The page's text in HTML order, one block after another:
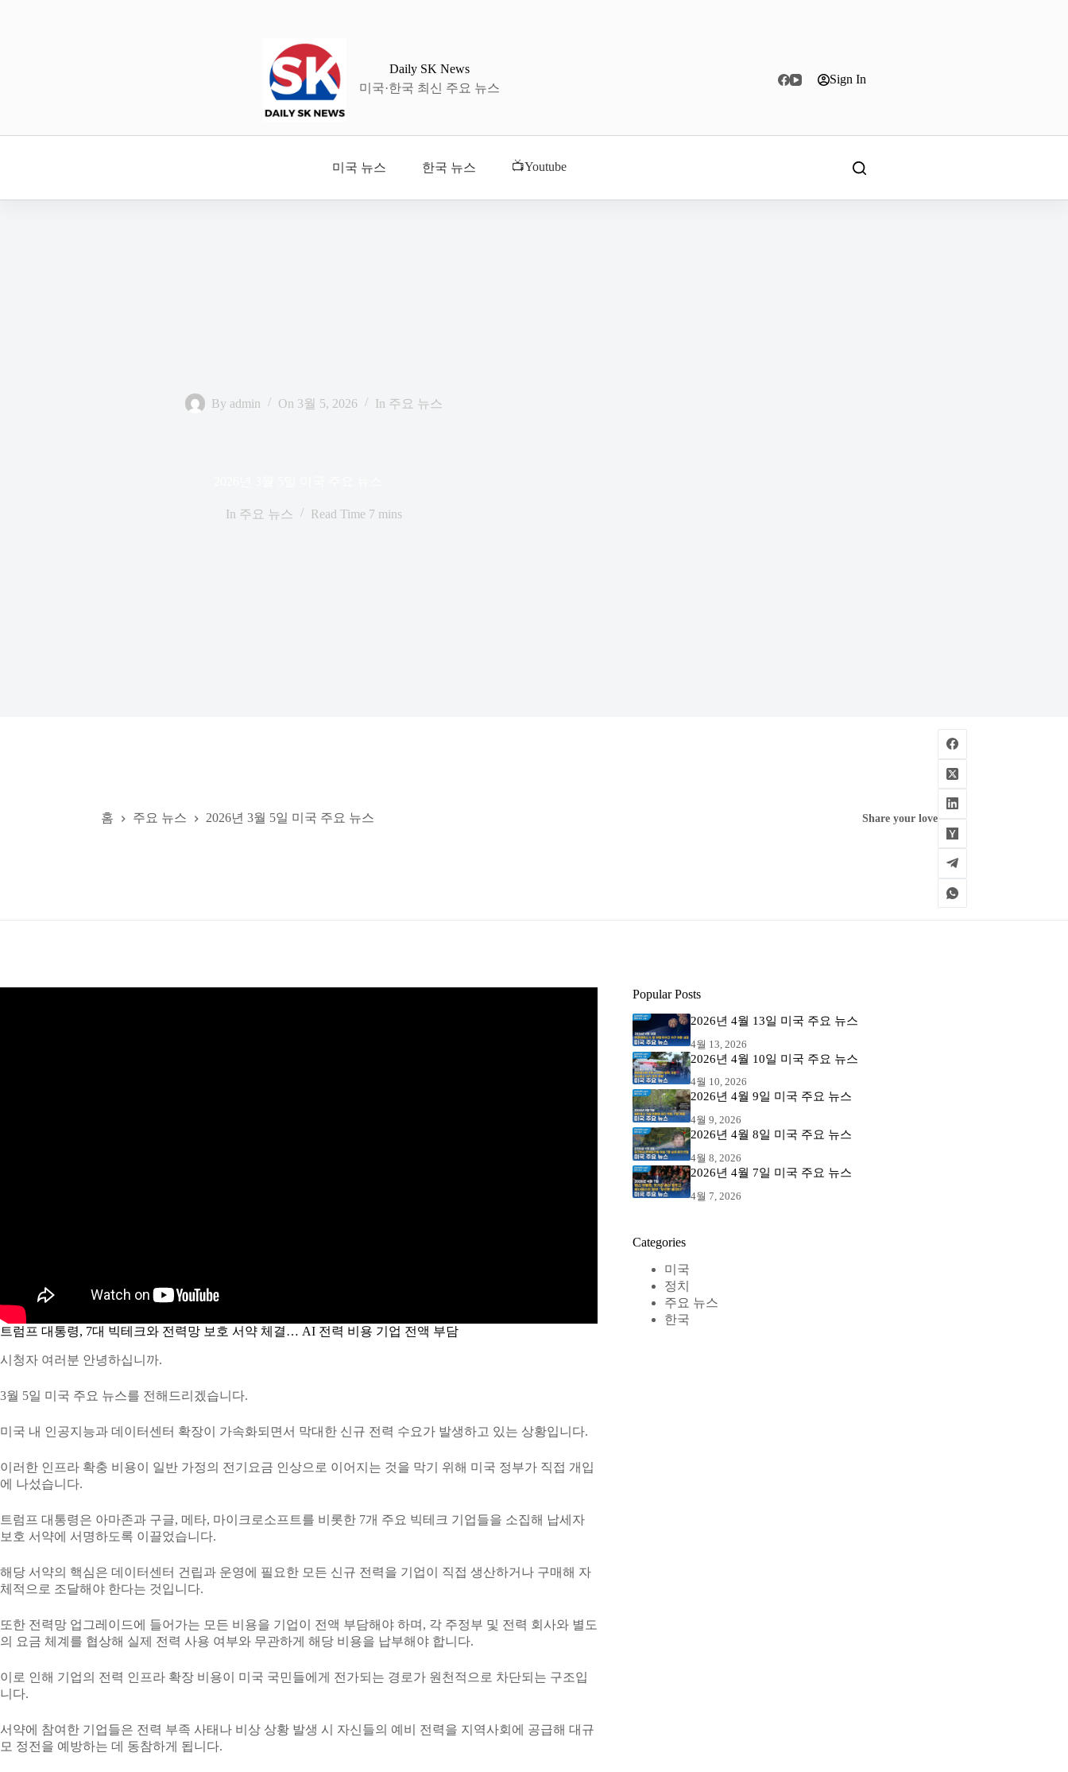
Daily SK News
미국·한국 최신 주요 뉴스
Sign In
미국 뉴스 한국 뉴스 📺Youtube
By admin On 3월 5, 2026 In 주요 뉴스
In 주요 뉴스 Read Time 7 mins
홈 주요 뉴스 2026년 3월 5일 미국 주요 뉴스 Share your love
트럼프 대통령, 7대 빅테크와 전력망 보호 서약 체결… AI 전력 비용 기업 전액 부담
시청자 여러분 안녕하십니까.
3월 5일 미국 주요 뉴스를 전해드리겠습니다.
미국 내 인공지능과 데이터센터 확장이 가속화되면서 막대한 신규 전력 수요가 발생하고 있는 상황입니다.
이러한 인프라 확충 비용이 일반 가정의 전기요금 인상으로 이어지는 것을 막기 위해 미국 정부가 직접 개입
에 나섰습니다.
트럼프 대통령은 아마존과 구글, 메타, 마이크로소프트를 비롯한 7개 주요 빅테크 기업들을 소집해 납세자
보호 서약에 서명하도록 이끌었습니다.
해당 서약의 핵심은 데이터센터 건립과 운영에 필요한 모든 신규 전력을 기업이 직접 생산하거나 구매해 자
체적으로 조달해야 한다는 것입니다.
또한 전력망 업그레이드에 들어가는 모든 비용을 기업이 전액 부담해야 하며, 각 주정부 및 전력 회사와 별도
의 요금 체계를 협상해 실제 전력 사용 여부와 무관하게 해당 비용을 납부해야 합니다.
이로 인해 기업의 전력 인프라 확장 비용이 미국 국민들에게 전가되는 경로가 원천적으로 차단되는 구조입
니다.
서약에 참여한 기업들은 전력 부족 사태나 비상 상황 발생 시 자신들의 예비 전력을 지역사회에 공급해 대규
모 정전을 예방하는 데 동참하게 됩니다.
Popular Posts
2026년 4월 13일 미국 주요 뉴스
4월 13, 2026
2026년 4월 10일 미국 주요 뉴스
4월 10, 2026
2026년 4월 9일 미국 주요 뉴스
4월 9, 2026
2026년 4월 8일 미국 주요 뉴스
4월 8, 2026
2026년 4월 7일 미국 주요 뉴스
4월 7, 2026
Categories
미국
정치
주요 뉴스
한국